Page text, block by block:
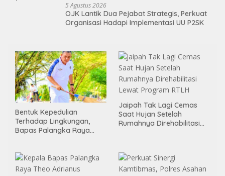
5 Agustus 2026
OJK Lantik Dua Pejabat Strategis, Perkuat
Organisasi Hadapi Implementasi UU P2SK
Bentuk Kepedulian
Terhadap Lingkungan,
Bapas Palangka Raya
ke-81
Jaipah Tak Lagi Cemas
Saat Hujan Setelah
Rumahnya Direhabilitasi